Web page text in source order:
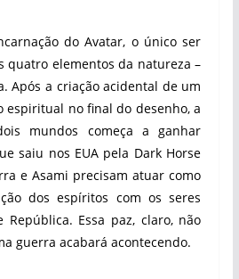
do Avatar, o único ser
quatro elementos da natureza –
Após a criação acidental de um
espiritual no final do desenho, a
mundos começa a ganhar
saiu nos EUA pela Dark Horse
e Asami precisam atuar como
dos espíritos com os seres
República. Essa paz, claro, não
guerra acabará acontecendo.